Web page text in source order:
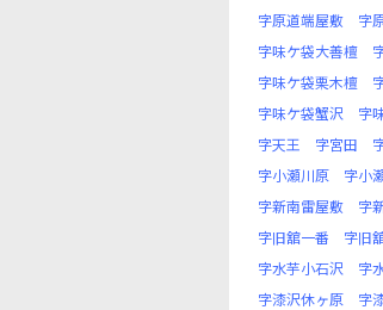
字原道端屋敷
字
字味ケ袋大善檀
字味ケ袋栗木檀
字味ケ袋蟹沢
字
字天王
字宮田
字小瀬川原
字小
字新南雷屋敷
字
字旧舘一番
字旧
字水芋小石沢
字
字漆沢休ヶ原
字